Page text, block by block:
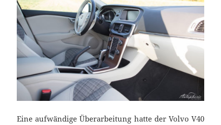
Eine aufwändige Überarbeitung hatte der Volvo V40